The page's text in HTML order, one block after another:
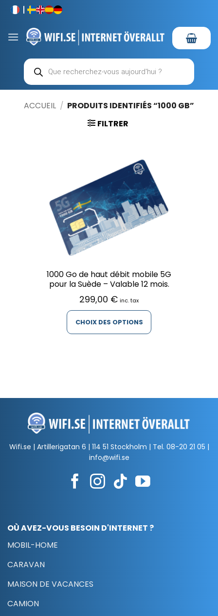
Passer
contenu
Recherche
de
produits
ACCUEIL / PRODUITS IDENTIFIÉS “1000 GB”
FILTRER
1000 Go de haut débit mobile 5G
pour la Suède – Valable 12 mois.
299,00 € inc. tax
CHOIX DES OPTIONS
options
être
choisies
la
page
produit
Wifi.se | Artillerigatan 6 | 114 51 Stockholm | Tel. 08-20 21 05 |
info@wifi.se
OÙ AVEZ-VOUS BESOIN D'INTERNET ?
MOBIL-HOME
CARAVAN
MAISON DE VACANCES
CAMION